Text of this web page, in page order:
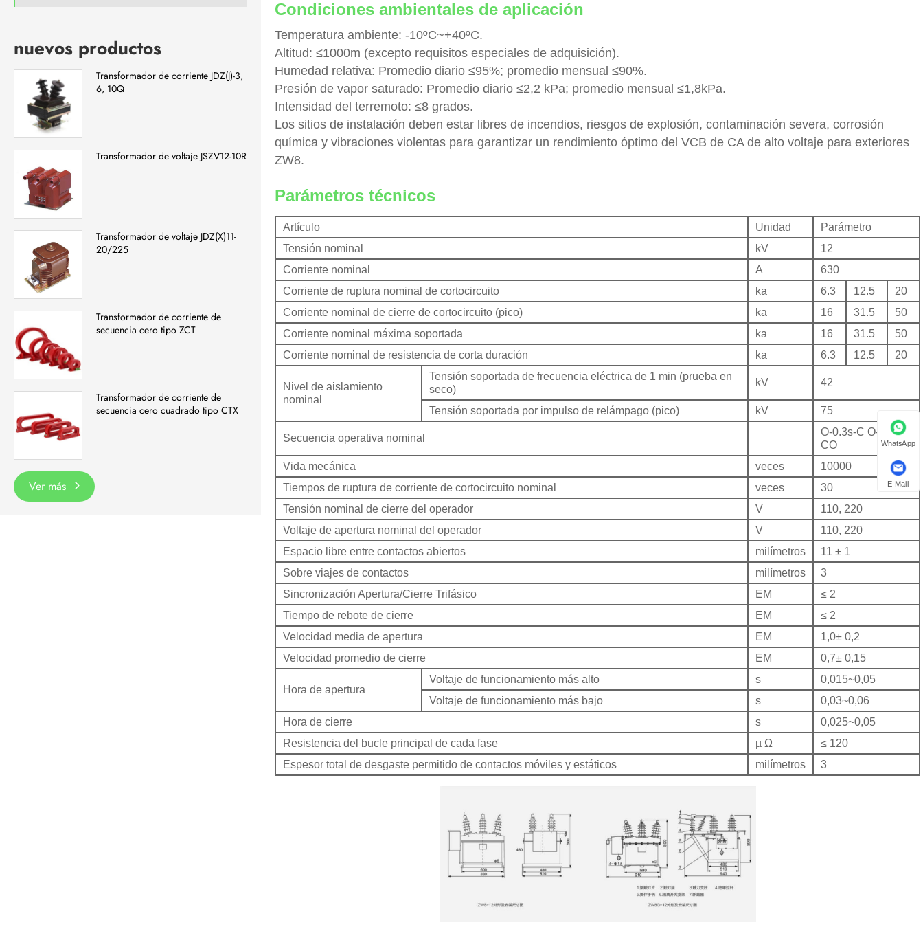
nuevos productos
Transformador de corriente JDZ(J)-3,
6, 10Q
Transformador de voltaje JSZV12-10R
Transformador de voltaje JDZ(X)11-
20/225
Transformador de corriente de
secuencia cero tipo ZCT
Transformador de corriente de
secuencia cero cuadrado tipo CTX
Ver más
Condiciones ambientales de aplicación
Temperatura ambiente: -10ºC~+40ºC.
Altitud: ≤1000m (excepto requisitos especiales de adquisición).
Humedad relativa: Promedio diario ≤95%; promedio mensual ≤90%.
Presión de vapor saturado: Promedio diario ≤2,2 kPa; promedio mensual ≤1,8kPa.
Intensidad del terremoto: ≤8 grados.
Los sitios de instalación deben estar libres de incendios, riesgos de explosión, contaminación severa, corrosión
química y vibraciones violentas para garantizar un rendimiento óptimo del VCB de CA de alto voltaje para exteriores
ZW8.
Parámetros técnicos
Artículo Unidad
Parámetro
Tensión nominal
kV
12
Corriente nominal
A
630
Corriente de ruptura nominal de cortocircuito
ka 6.3 12.5
20
Corriente nominal de cierre de cortocircuito (pico)
ka 16 31.5
50
Corriente nominal máxima soportada
ka 16 31.5
50
Corriente nominal de resistencia de corta duración
ka 6.3 12.5 20
Nivel de aislamiento
nominal
Tensión soportada de frecuencia eléctrica de 1 min (prueba en
seco)
kV 42
Tensión soportada por impulso de relámpago (pico) kV 75
Secuencia operativa nominal
O-0.3s-C O-180s-
CO
Vida mecánica
veces
10000
Tiempos de ruptura de corriente de cortocircuito nominal
veces
30
Tensión nominal de cierre del operador
V
110, 220
Voltaje de apertura nominal del operador
V
110, 220
Espacio libre entre contactos abiertos
milímetros
11 ± 1
Sobre viajes de contactos
milímetros
3
Sincronización Apertura/Cierre Trifásico
EM
≤ 2
Tiempo de rebote de cierre
EM
≤ 2
Velocidad media de apertura
EM
1,0± 0,2
Velocidad promedio de cierre
EM 0,7± 0,15
Hora de apertura
Voltaje de funcionamiento más alto s
0,015~0,05
Voltaje de funcionamiento más bajo
s
0,03~0,06
Hora de cierre
s
0,025~0,05
Resistencia del bucle principal de cada fase
µ Ω
≤ 120
Espesor total de desgaste permitido de contactos móviles y estáticos
milímetros 3
WhatsApp
E-Mail